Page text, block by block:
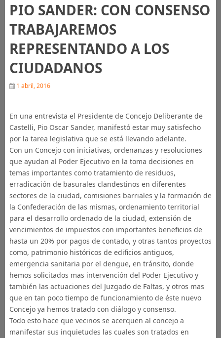
PIO SANDER: CON CONSENSO
TRABAJAREMOS
REPRESENTANDO A LOS
CIUDADANOS
1 abril, 2016
En una entrevista el Presidente de Concejo Deliberante de
Castelli, Pio Oscar Sander​, manifestó estar muy satisfecho
por la tarea legislativa que se está llevando adelante.
Con un Concejo con iniciativas, ordenanzas y resoluciones
que ayudan al Poder Ejecutivo en la toma decisiones en
temas importantes como tratamiento de residuos,
erradicación de basurales clandestinos en diferentes
sectores de la ciudad, comisiones barriales y la formación de
la Confederación de las mismas, ordenamiento territorial
para el desarrollo ordenado de la ciudad, extensión de
vencimientos de impuestos con importantes beneficios de
hasta un 20% por pagos de contado, y otras tantos proyectos
como, patrimonio históricos de edificios antiguos,
emergencia sanitaria por el dengue, en tránsito, donde
hemos solicitados mas intervención del Poder Ejecutivo y
también las actuaciones del Juzgado de Faltas, y otros mas
que en tan poco tiempo de funcionamiento de éste nuevo
Concejo ya hemos tratado con diálogo y consenso.
Todo esto hace que vecinos se acerquen al concejo a
manifestar sus inquietudes las cuales son tratados en